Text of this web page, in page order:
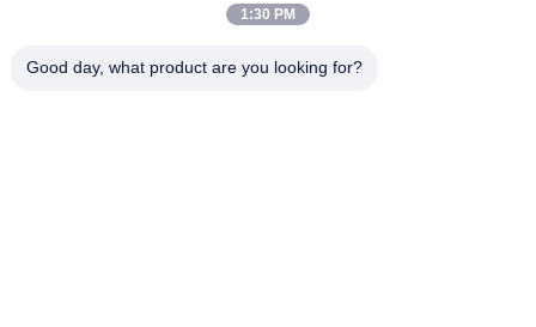
Abonnieren Sie unseren Newsletter für Rabatte und mehr.
1:30 PM
Good day, what product are you looking for?